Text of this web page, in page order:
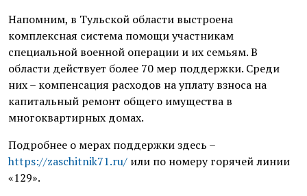
Напомним, в Тульской области выстроена
комплексная система помощи участникам
специальной военной операции и их семьям. В
области действует более 70 мер поддержки. Среди
них – компенсация расходов на уплату взноса на
капитальный ремонт общего имущества в
многоквартирных домах.
Подробнее о мерах поддержки здесь –
https://zaschitnik71.ru/ или по номеру горячей линии
«129».